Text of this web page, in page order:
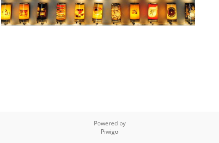
Powered by
Piwigo